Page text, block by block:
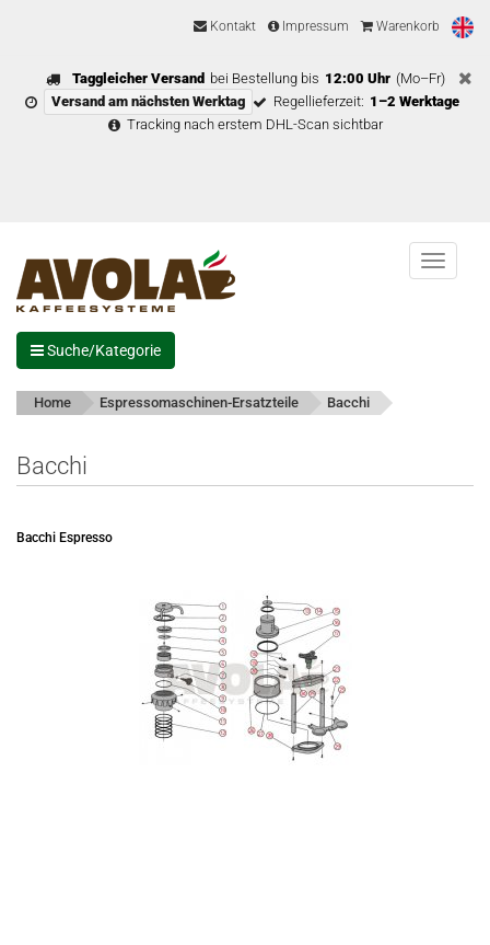
Kontakt Impressum Warenkorb
Taggleicher Versand bei Bestellung bis 12:00 Uhr (Mo–Fr)
Versand am nächsten Werktag
Regellieferzeit: 1–2 Werktage
Tracking nach erstem DHL-Scan sichtbar
Menu
Suche/Kategorie
Home Espressomaschinen-Ersatzteile Bacchi
Bacchi
Bacchi Espresso